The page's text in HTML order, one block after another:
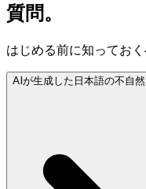
質問。
はじめる前に知ってお
AIが生成した日本語の不自